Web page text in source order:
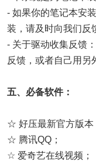
- 如果你的笔记本安
装，请及时向我们反
- 关于驱动收集反馈
反馈，或者自己用另
五、必备软件：
☆ 好压最新官方版本
☆ 腾讯QQ；
☆ 爱奇艺在线视频；